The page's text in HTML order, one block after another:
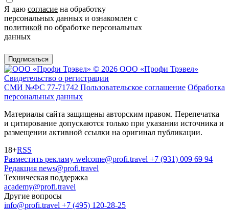
Я даю согласие на обработку
персональных данных и ознакомлен с
политикой по обработке персональных
данных
Подписаться
© 2026 ООО «Профи Трэвeл»
Свидетельство о регистрации
СМИ №ФС 77-71742 Пользовательское соглашение Обработка
персональных данных
Материалы сайта защищены авторским правом. Перепечатка
и цитирование допускаются только при указании источника и
размещении активной ссылки на оригинал публикации.
18+RSS
Разместить рекламу welcome@profi.travel +7 (931) 009 69 94
Редакция news@profi.travel
Техническая поддержка
academy@profi.travel
Другие вопросы
info@profi.travel +7 (495) 120-28-25